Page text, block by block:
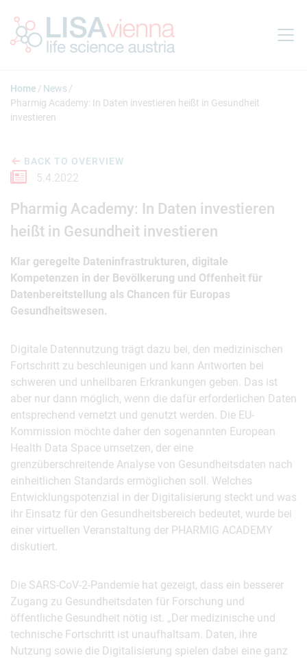
Home
News
Pharmig Academy: In Daten investieren heißt in Gesundheit
investieren
BACK TO OVERVIEW
5.4.2022
Pharmig Academy: In Daten investieren
heißt in Gesundheit investieren
Klar geregelte Dateninfrastrukturen, digitale
Kompetenzen in der Bevölkerung und Offenheit für
Datenbereitstellung als Chancen für Europas
Gesundheitswesen.
Digitale Datennutzung trägt dazu bei, den medizinischen
Fortschritt zu beschleunigen und kann Antworten bei
schweren und unheilbaren Erkrankungen geben. Das ist
aber nur dann möglich, wenn die dafür erforderlichen Daten
entsprechend vernetzt und genutzt werden. Die EU-
Kommission möchte daher den sogenannten European
Health Data Space umsetzen, der eine
grenzüberschreitende Analyse von Gesundheitsdaten nach
einheitlichen Standards ermöglichen soll. Welches
Entwicklungspotenzial in der Digitalisierung steckt und was
ihr Einsatz für den Gesundheitsbereich bedeutet, wurde bei
einer virtuellen Veranstaltung der PHARMIG ACADEMY
diskutiert.
Die SARS-CoV-2-Pandemie hat gezeigt, dass ein besserer
Zugang zu Gesundheitsdaten für Forschung und
öffentliche Gesundheit nötig ist. „Der medizinische und
technische Fortschritt ist unaufhaltsam. Daten, ihre
Nutzung sowie die Digitalisierung spielen dabei eine ganz